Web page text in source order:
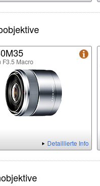
F3.5 Macro
Detaillierte Info